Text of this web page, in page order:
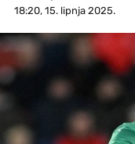
18:20, 15. lipnja 2025.